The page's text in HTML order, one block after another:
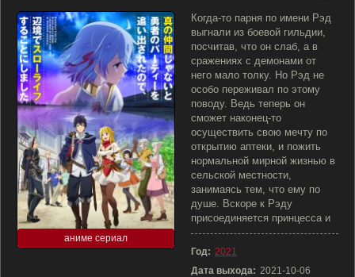
аниме сериал
Когда-то парня по имени Рэд
выгнали из боевой гильдии,
посчитав, что он слаб, а в
сражениях с демонами от
него мало толку. Но Рэд не
особо переживал по этому
поводу. Ведь теперь он
сможет наконец-то
осуществить свою мечту по
открытию аптеки, и пожить
нормальной мирной жизнью в
сельской местности,
занимаясь тем, что ему по
душе. Вскоре к Рэду
присоединяется принцесса и
Год: 2021
Дата выхода: 2021-10-06